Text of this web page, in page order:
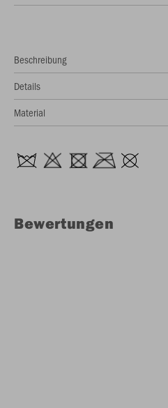
Beschreibung
Details
Material
Bewertungen